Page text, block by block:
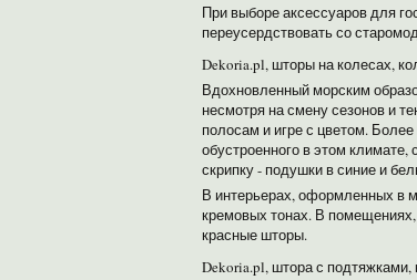
При выборе аксессуаров для
переусердствовать со
Dekoria.pl, шторы на колесах,
Вдохновленный морским
несмотря на смену сезонов и
полосам и игре с цветом.
обустроенного в этом
скрипку - подушки в синие и
В интерьерах, оформленных в
кремовых тонах. В
красные шторы.
Dekoria.pl, штора с